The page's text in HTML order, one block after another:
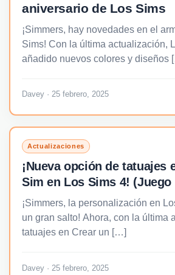
aniversario de Los Sims
¡Simmers, hay novedades en el
Sims! Con la última actualización,
añadido nuevos colores y diseños
Davey · 25 febrero, 2025
Actualizaciones
¡Nueva opción de tatuajes
Sim en Los Sims 4! (Juego
¡Simmers, la personalización en
un gran salto! Ahora, con la última
tatuajes en Crear un […]
Davey · 25 febrero, 2025